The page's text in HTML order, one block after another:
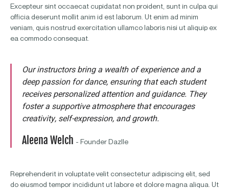
Excepteur sint occaecat cupidatat non proident, sunt in culpa qui
officia deserunt mollit anim id est laborum. Ut enim ad minim
veniam, quis nostrud exercitation ullamco laboris nisi ut aliquip ex
ea commodo consequat.
Our instructors bring a wealth of experience and a
deep passion for dance, ensuring that each student
receives personalized attention and guidance. They
foster a supportive atmosphere that encourages
creativity, self-expression, and growth.
Aleena Welch - Founder Dazlle
Reprehenderit in voluptate velit consectetur adipiscing elit, sed
do eiusmod tempor incididunt ut labore et dolore magna aliqua. Ut